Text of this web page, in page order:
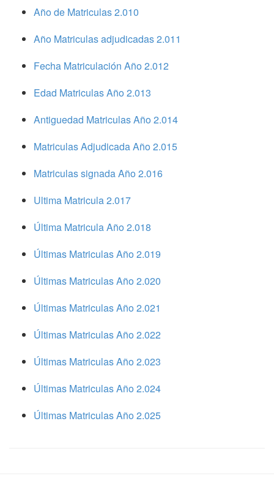
Año de Matriculas 2.010
Año Matriculas adjudicadas 2.011
Fecha Matriculación Año 2.012
Edad Matriculas Año 2.013
Antiguedad Matriculas Año 2.014
Matriculas Adjudicada Año 2.015
Matriculas signada Año 2.016
Ultima Matricula 2.017
Última Matricula Año 2.018
Últimas Matriculas Año 2.019
Últimas Matriculas Año 2.020
Últimas Matriculas Año 2.021
Últimas Matriculas Año 2.022
Últimas Matriculas Año 2.023
Últimas Matriculas Año 2.024
Últimas Matriculas Año 2.025